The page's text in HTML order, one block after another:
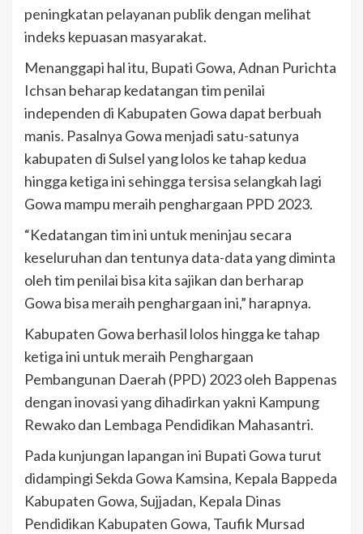
peningkatan pelayanan publik dengan melihat
indeks kepuasan masyarakat.
Menanggapi hal itu, Bupati Gowa, Adnan Purichta
Ichsan beharap kedatangan tim penilai
independen di Kabupaten Gowa dapat berbuah
manis. Pasalnya Gowa menjadi satu-satunya
kabupaten di Sulsel yang lolos ke tahap kedua
hingga ketiga ini sehingga tersisa selangkah lagi
Gowa mampu meraih penghargaan PPD 2023.
“Kedatangan tim ini untuk meninjau secara
keseluruhan dan tentunya data-data yang diminta
oleh tim penilai bisa kita sajikan dan berharap
Gowa bisa meraih penghargaan ini,” harapnya.
Kabupaten Gowa berhasil lolos hingga ke tahap
ketiga ini untuk meraih Penghargaan
Pembangunan Daerah (PPD) 2023 oleh Bappenas
dengan inovasi yang dihadirkan yakni Kampung
Rewako dan Lembaga Pendidikan Mahasantri.
Pada kunjungan lapangan ini Bupati Gowa turut
didampingi Sekda Gowa Kamsina, Kepala Bappeda
Kabupaten Gowa, Sujjadan, Kepala Dinas
Pendidikan Kabupaten Gowa, Taufik Mursad